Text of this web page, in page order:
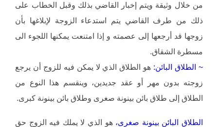
من خلال وثيقة ويتم إخبار القاضي بذلك وقبل الخطاب على
ذلك من طرف القاضي يتم استدعاء الزوجة لإبلاغها بأن
زوجها قد أرجعها إلى عصمته و إذا امتنعت يمكنها اللجوء الى
مسطرة الشقاق.
~ الطلاق البائن: هو الطلاق الذي لا يمكن فيه للزوج أن يرجع
زوجته بدون مهر أو عقد جديدين، وينقسم هذا النوع من
الطلاق إلى طلاق بائن بينونة صغرى وطلاق بائن بينونة كبرى.
الطلاق البائن بينونة صغرى، هو الذي لا يملك فيه الزوج حق